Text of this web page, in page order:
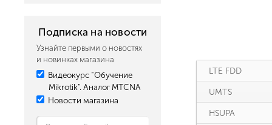
Подписка на новости
Узнайте первыми о новостях
и новинках магазина
Видеокурс "Обучение
Mikrotik". Аналог MTCNA
Новости магазина
LTE FDD
UMTS
HSUPA